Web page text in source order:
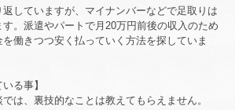
していますが、マイナンバーなどで足取りは
。派遣やパートで月20万円前後の収入のため
働きつつ安く払っていく方法を探していま
る事】
は、裏技的なことは教えてもらえません。